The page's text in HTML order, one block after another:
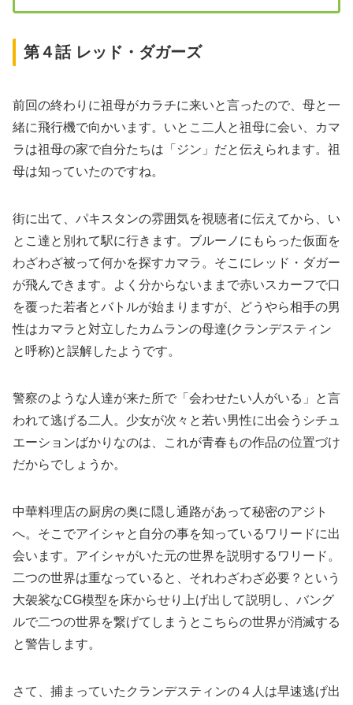
第４話 レッド・ダガーズ
前回の終わりに祖母がカラチに来いと言ったので、母と一
緒に飛行機で向かいます。いとこ二人と祖母に会い、カマ
ラは祖母の家で自分たちは「ジン」だと伝えられます。祖
母は知っていたのですね。
街に出て、パキスタンの雰囲気を視聴者に伝えてから、い
とこ達と別れて駅に行きます。ブルーノにもらった仮面を
わざわざ被って何かを探すカマラ。そこにレッド・ダガー
が飛んできます。よく分からないままで赤いスカーフで口
を覆った若者とバトルが始まりますが、どうやら相手の男
性はカマラと対立したカムランの母達(クランデスティン
と呼称)と誤解したようです。
警察のような人達が来た所で「会わせたい人がいる」と言
われて逃げる二人。少女が次々と若い男性に出会うシチュ
エーションばかりなのは、これが青春もの作品の位置づけ
だからでしょうか。
中華料理店の厨房の奥に隠し通路があって秘密のアジト
へ。そこでアイシャと自分の事を知っているワリードに出
会います。アイシャがいた元の世界を説明するワリード。
二つの世界は重なっていると、それわざわざ必要？という
大袈裟なCG模型を床からせり上げ出して説明し、バング
ルで二つの世界を繋げてしまうとこちらの世界が消滅する
と警告します。
さて、捕まっていたクランデスティンの４人は早速逃げ出